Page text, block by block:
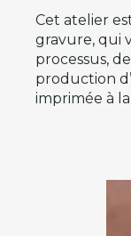
Cet atelier
gravure, qui
processus,
production
imprimée à